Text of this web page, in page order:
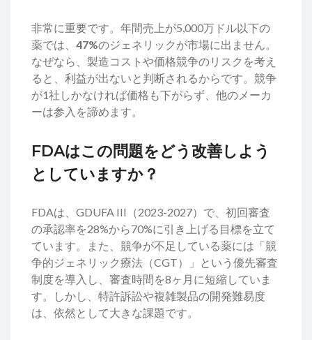
非常に重要です。年間売上が5,000万ドル以下の
薬では、 47%のジェネリックが市場に出ません。
なぜなら、製造コストや価格競争のリスクを考え
ると、利益が出ないと判断されるからです。競争
が1社しかなければ価格も下がらず、他のメーカ
ーは参入を諦めます。
FDAはこの問題をどう改善しよう
としていますか？
FDAは、GDUFA III（2023-2027）で、初回審査
の承認率を28%から70%に引き上げる目標を立て
ています。また、競争が不足している薬には「競
争的ジェネリック療法（CGT）」という優先審査
制度を導入し、審査時間を8ヶ月に短縮していま
す。しかし、特許訴訟や複雑製品の開発難易度
は、依然として大きな課題です。